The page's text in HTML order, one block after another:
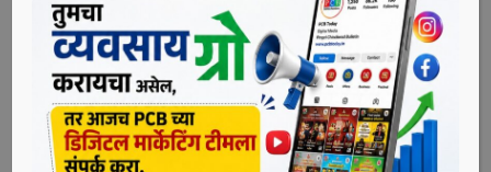
Last updated: June 9, 2022 12:48 pm
bpcauthor
Maharashtra Navnirman Sena (MNS) chief Raj Thackeray was on
12th Feb 2014 , released by Mumbai Police, barley two hours after he was
detained in connection with his 'raasta roko' agitation against toll plazas in
the state,Raj was detained by the Mumbai Police as thousands of his